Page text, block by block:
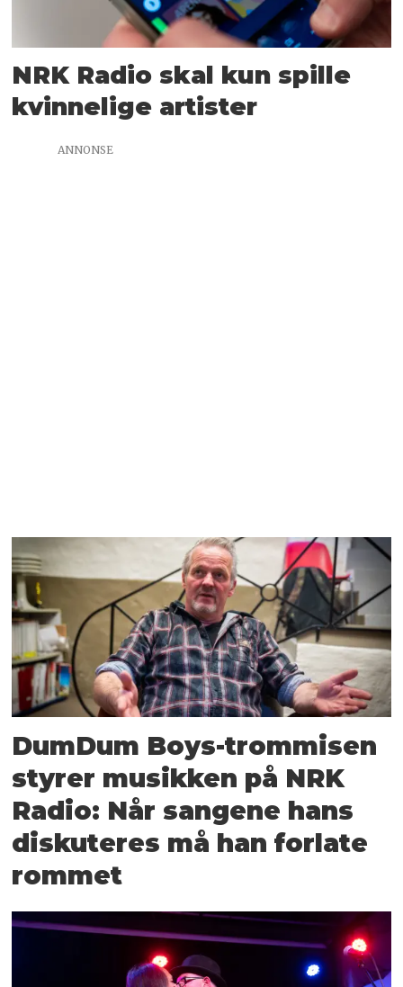
NRK Radio skal kun spille
kvinnelige artister
ANNONSE
DumDum Boys-trommisen
styrer musikken på NRK
Radio: Når sangene hans
diskuteres må han forlate
rommet